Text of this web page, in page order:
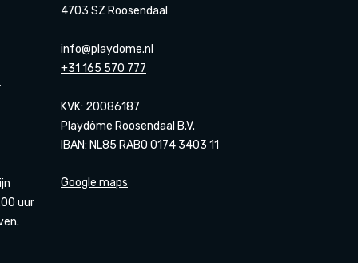
uur
4703 SZ Roosendaal
info@playdome.nl
+31 165 570 777
KVK: 20086187
Playdôme Roosendaal B.V.
IBAN: NL85 RABO 0174 3403 11
Google maps